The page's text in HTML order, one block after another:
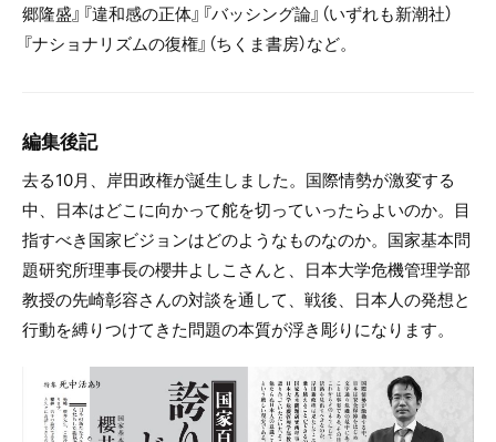
郷隆盛』『違和感の正体』『バッシング論』（いずれも新潮社）
『ナショナリズムの復権』（ちくま書房）など。
編集後記
去る10月、岸田政権が誕生しました。国際情勢が激変する
中、日本はどこに向かって舵を切っていったらよいのか。目
指すべき国家ビジョンはどのようなものなのか。国家基本問
題研究所理事長の櫻井よしこさんと、日本大学危機管理学部
教授の先崎彰容さんの対談を通して、戦後、日本人の発想と
行動を縛りつけてきた問題の本質が浮き彫りになります。